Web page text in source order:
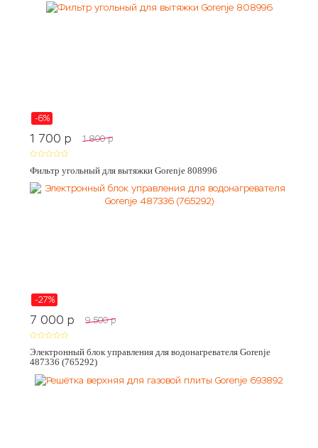
-6%
1 700 p 1 800 p
Фильтр угольный для вытяжки Gorenje 808996
-27%
7 000 p 9 500 p
Электронный блок управления для водонагревателя Gorenje
487336 (765292)